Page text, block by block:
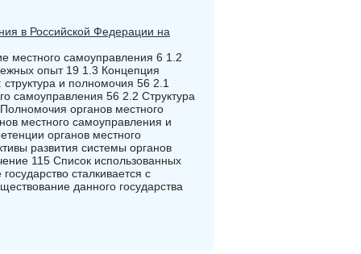
в Российской Федерации на
местного самоуправления 6 1.2
опыт 19 1.3 Концепция
и полномочия 56 2.1
самоуправления 56 2.2 Структура
органов местного
местного самоуправления и
органов местного
развития системы органов
115 Список использованных
сталкивается с
данного государства